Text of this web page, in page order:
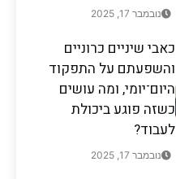
נובמבר 17, 2025
כאבי שיניים כרוניים
והשפעתם על התפקוד
היום־יומי, ומה עושים
כשזה פוגע ביכולת
לעבוד?
נובמבר 17, 2025